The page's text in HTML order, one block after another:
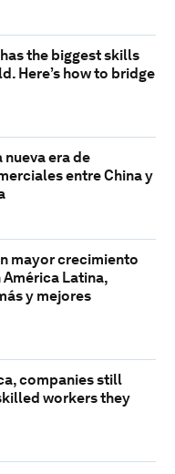
the biggest skills
Here’s how to bridge
nueva era de
entre China y
mayor crecimiento
Latina,
y mejores
companies still
workers they